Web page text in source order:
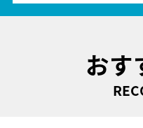
おす